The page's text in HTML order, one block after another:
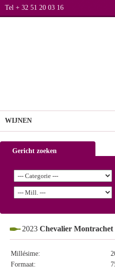
Tel + 32 51 20 03 16
WIJNEN
Gericht zoeken
2023 Chevalier
Millésime:
Formaat: